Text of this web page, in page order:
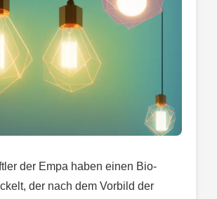
der Empa haben einen Bio-
der nach dem Vorbild der